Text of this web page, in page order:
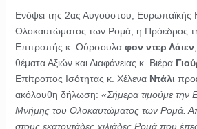
Ενόψει της 2ας Αυγούστου,
Ολοκαυτώματος των Ρομά, η Πρόεδρος
Επιτροπής κ. Ούρσουλα φον ντερ Λάιεν
θέματα Αξιών και Διαφάνειας κ. Βιέρα
Επίτροπος Ισότητας κ. Χέλενα Ντάλι
ακόλουθη δήλωση: «Σήμερα τιμούμε
Μνήμης του Ολοκαυτώματος των Ρομά.
στους εκατοντάδες χιλιάδες Ρομά που